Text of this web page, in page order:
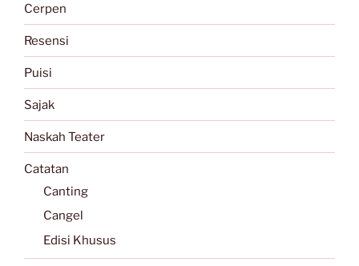
Cerpen
Resensi
Puisi
Sajak
Naskah Teater
Catatan
Canting
Cangel
Edisi Khusus